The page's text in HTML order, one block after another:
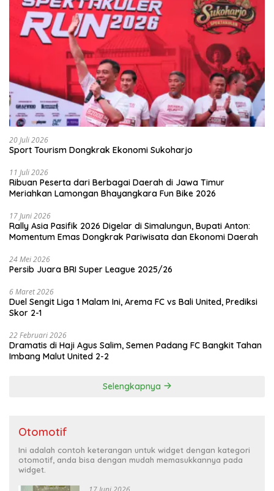
20 Juli 2026
Sport Tourism Dongkrak Ekonomi Sukoharjo
11 Juli 2026
Ribuan Peserta dari Berbagai Daerah di Jawa Timur
Meriahkan Lamongan Bhayangkara Fun Bike 2026
17 Juni 2026
Rally Asia Pasifik 2026 Digelar di Simalungun, Bupati Anton:
Momentum Emas Dongkrak Pariwisata dan Ekonomi Daerah
24 Mei 2026
Persib Juara BRI Super League 2025/26
6 Maret 2026
Duel Sengit Liga 1 Malam Ini, Arema FC vs Bali United, Prediksi
Skor 2-1
22 Februari 2026
Dramatis di Haji Agus Salim, Semen Padang FC Bangkit Tahan
Imbang Malut United 2-2
Selengkapnya
Otomotif
Ini adalah contoh keterangan untuk widget dengan kategori
otomotif, anda bisa dengan mudah memasukkannya pada
widget.